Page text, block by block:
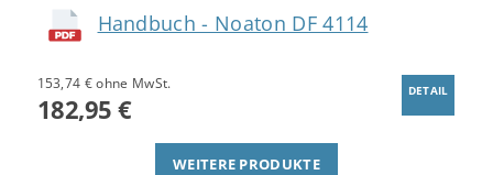
Handbuch - Noaton DF 4114
153,74 € ohne MwSt.
182,95 €
DETAIL
WEITERE PRODUKTE